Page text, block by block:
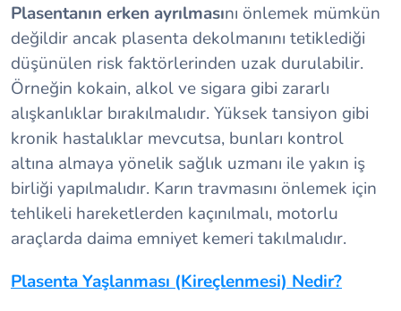
Plasentanın erken ayrılmasını önlemek mümkün
değildir ancak plasenta dekolmanını tetiklediği
düşünülen risk faktörlerinden uzak durulabilir.
Örneğin kokain, alkol ve sigara gibi zararlı
alışkanlıklar bırakılmalıdır. Yüksek tansiyon gibi
kronik hastalıklar mevcutsa, bunları kontrol
altına almaya yönelik sağlık uzmanı ile yakın iş
birliği yapılmalıdır. Karın travmasını önlemek için
tehlikeli hareketlerden kaçınılmalı, motorlu
araçlarda daima emniyet kemeri takılmalıdır.
Plasenta Yaşlanması (Kireçlenmesi) Nedir?
Bebek İsim Bulucu
Bebek Burcu Bebek Aşı Takvimi